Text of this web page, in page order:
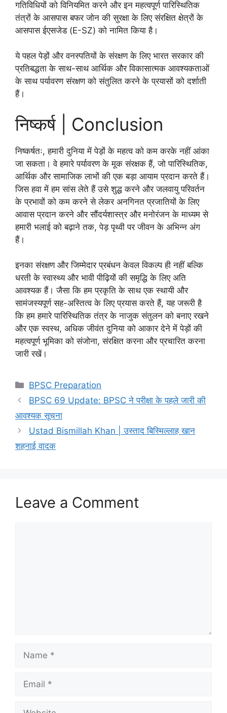
गतिविधियों को विनियमित करने और इन महत्वपूर्ण पारिस्थितिक
तंत्रों के आसपास बफर जोन की सुरक्षा के लिए संरक्षित क्षेत्रों के
आसपास ईएसजेड (E-SZ) को नामित किया है।
ये पहल पेड़ों और वनस्पतियों के संरक्षण के लिए भारत सरकार की
प्रतिबद्धता के साथ-साथ आर्थिक और विकासात्मक आवश्यकताओं
के साथ पर्यावरण संरक्षण को संतुलित करने के प्रयासों को दर्शाती
हैं।
निष्कर्ष | Conclusion
निष्कर्षतः, हमारी दुनिया में पेड़ों के महत्व को कम करके नहीं आंका
जा सकता। वे हमारे पर्यावरण के मूक संरक्षक हैं, जो पारिस्थितिक,
आर्थिक और सामाजिक लाभों की एक बड़ा आयाम प्रदान करते हैं।
जिस हवा में हम सांस लेते हैं उसे शुद्ध करने और जलवायु परिवर्तन
के प्रभावों को कम करने से लेकर अनगिनत प्रजातियों के लिए
आवास प्रदान करने और सौंदर्यशास्त्र और मनोरंजन के माध्यम से
हमारी भलाई को बढ़ाने तक, पेड़ पृथ्वी पर जीवन के अभिन्न अंग
हैं।
इनका संरक्षण और जिम्मेदार प्रबंधन केवल विकल्प ही नहीं बल्कि
धरती के स्वास्थ्य और भावी पीढ़ियों की समृद्धि के लिए अति
आवश्यक हैं। जैसा कि हम प्रकृति के साथ एक स्थायी और
सामंजस्यपूर्ण सह-अस्तित्व के लिए प्रयास करते हैं, यह जरूरी है
कि हम हमारे पारिस्थितिक तंत्र के नाजुक संतुलन को बनाए रखने
और एक स्वस्थ, अधिक जीवंत दुनिया को आकार देने में पेड़ों की
महत्वपूर्ण भूमिका को संजोना, संरक्षित करना और प्रचारित करना
जारी रखें।
Categories
BPSC Preparation
BPSC 69 Update: BPSC ने परीक्षा के पहले जारी की
आवश्यक सूचना
Ustad Bismillah Khan | उस्ताद बिस्मिल्लाह खान
शहनाई वादक
Leave a Comment
Name
Email
Website